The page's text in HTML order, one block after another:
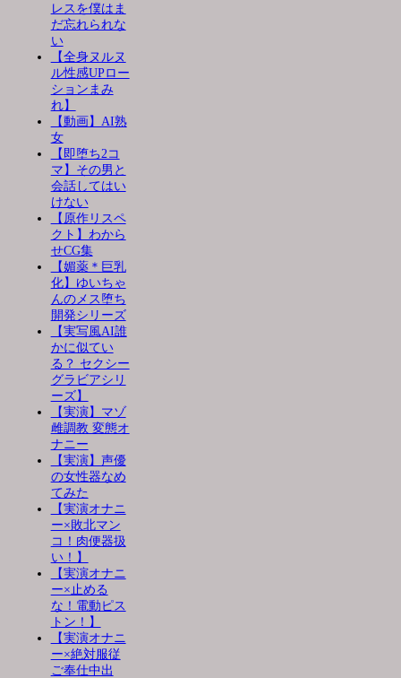
レスを僕はま
だ忘れられな
い
【全身ヌルヌ
ル性感UPロー
ションまみ
れ】
【動画】AI熟
女
【即堕ち2コ
マ】その男と
会話してはい
けない
【原作リスペ
クト】わから
せCG集
【媚薬＊巨乳
化】ゆいちゃ
んのメス堕ち
開発シリーズ
【実写風AI誰
かに似てい
る？ セクシー
グラビアシリ
ーズ】
【実演】マゾ
雌調教 変態オ
ナニー
【実演】声優
の女性器なめ
てみた
【実演オナニ
ー×敗北マン
コ！肉便器扱
い！】
【実演オナニ
ー×止める
な！電動ピス
トン！】
【実演オナニ
ー×絶対服従
ご奉仕中出